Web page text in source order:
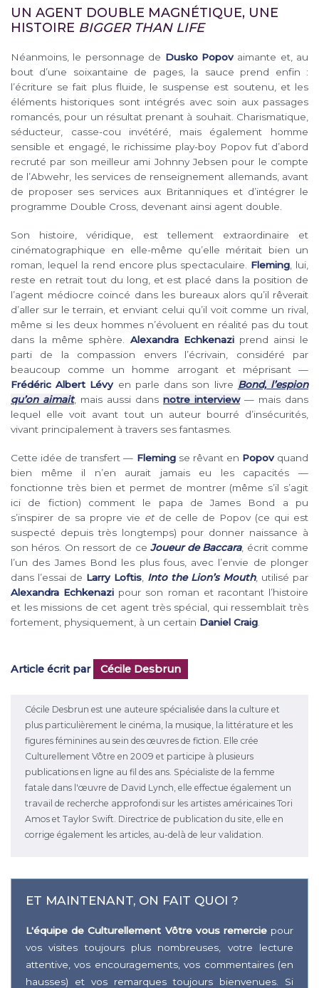
UN AGENT DOUBLE MAGNÉTIQUE, UNE
HISTOIRE BIGGER THAN LIFE
Néanmoins, le personnage de Dusko Popovaimante et, au
bout d’une soixantaine de pages, la sauce prend enfin :
l’écriture se fait plus fluide, le suspense est soutenu, et les
éléments historiques sont intégrés avec soin aux passages
romancés, pour un résultat prenant à souhait. Charismatique,
séducteur, casse-cou invétéré, mais également homme
sensible et engagé, le richissime play-boy Popov fut d’abord
recruté par son meilleur ami Johnny Jebsen pour le compte
de l’Abwehr, les services de renseignement allemands, avant
de proposer ses services aux Britanniques et d’intégrer le
programme Double Cross, devenant ainsi agent double.
Son histoire, véridique, est tellement extraordinaire et
cinématographique en elle-même qu’elle méritait bien un
roman, lequel la rend encore plus spectaculaire. Fleming , lui,
reste en retrait tout du long, et est placé dans la position de
l’agent médiocre coincé dans les bureaux alors qu’il rêverait
d’aller sur le terrain, et enviant celui qu’il voit comme un rival,
même si les deux hommes n’évoluent en réalité pas du tout
dans la même sphère. Alexandra Echkenaziprend ainsi le
parti de la compassion envers l’écrivain, considéré par
beaucoup comme un homme arrogant et méprisant —
Frédéric Albert Lévyen parle dans son livre Bond, l’espion
qu’on aimait, mais aussi dans notre interview— mais dans
lequel elle voit avant tout un auteur bourré d’insécurités,
vivant principalement à travers ses fantasmes.
Cette idée de transfert — Flemingse rêvant en Popovquand
bien même il n’en aurait jamais eu les capacités —
fonctionne très bien et permet de montrer (même s’il s’agit
ici de fiction) comment le papa de James Bond a pu
s’inspirer de sa propre vie etde celle de Popov (ce qui est
suspecté depuis très longtemps) pour donner naissance à
son héros. On ressort de ce Joueur de Baccara, écrit comme
l’un des James Bond les plus fous, avec l’envie de plonger
dans l’essai de Larry Loftis Into the Lion’s Mouth, utilisé par
Alexandra Echkenazi pour son roman et racontant l’histoire
et les missions de cet agent très spécial, qui ressemblait très
fortement, physiquement, à un certain Daniel Craig
Article écrit par Cécile Desbrun
Cécile Desbrun est une auteure spécialisée dans la culture et
plus particulièrement le cinéma, la musique, la littérature et les
figures féminines au sein des œuvres de fiction. Elle crée
Culturellement Vôtre en 2009 et participe à plusieurs
publications en ligne au fil des ans. Spécialiste de la femme
fatale dans l'œuvre de David Lynch, elle effectue également un
travail de recherche approfondi sur les artistes américaines Tori
Amos et Taylor Swift. Directrice de publication du site, elle en
corrige également les articles, au-delà de leur validation.
ET MAINTENANT, ON FAIT QUOI ?
L'équipe de Culturellement Vôtre vous remerciepour
vos visites toujours plus nombreuses, votre lecture
attentive, vos encouragements, vos commentaires (en
hausses) et vos remarques toujours bienvenues. Si